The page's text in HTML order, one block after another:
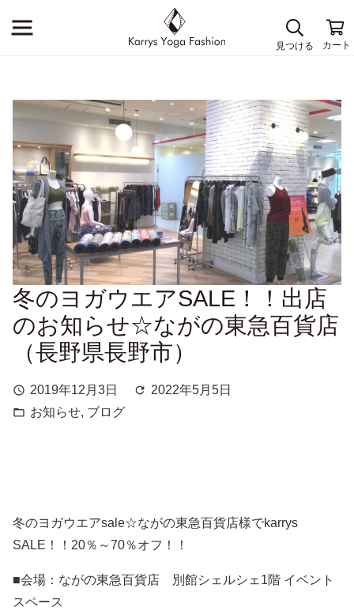
冬のヨガウエアSALE！！出店
のお知らせ☆ながの東急百貨店
（長野県長野市）
schedule 2019年12月3日 refresh 2022年5月5日
folder_open お知らせ, ブログ
冬のヨガウエアsale☆ながの東急百貨店様でkarrys
SALE！！20％～70％オフ！！
■会場：ながの東急百貨店 別館シェルシェ1階 イベント
スペース